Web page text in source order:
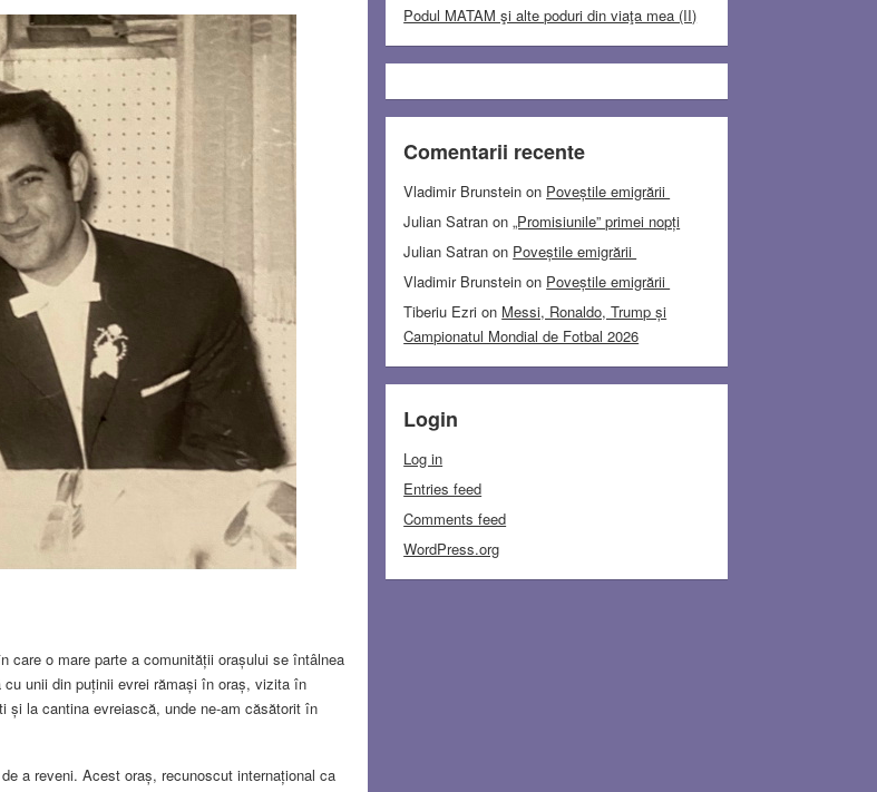
care o mare parte a comunității orașului se întâlnea
unii din puținii evrei rămași în oraș, vizita în
și la cantina evreiască, unde ne-am căsătorit în
a reveni. Acest oraș, recunoscut internațional ca
Podul MATAM şi alte poduri din viaţa mea (II)
Comentarii recente
Vladimir Brunstein on Poveștile emigrării
Julian Satran on„Promisiunile” primei nopți
Julian Satran on Poveștile emigrării
Vladimir Brunstein on Poveștile emigrării
Tiberiu Ezri on Messi, Ronaldo, Trump și
Campionatul Mondial de Fotbal 2026
Login
Log in
Entries feed
Comments feed
WordPress.org